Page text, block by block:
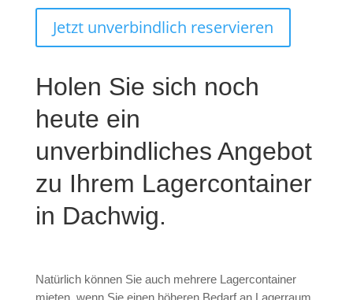
Jetzt unverbindlich reservieren
Holen Sie sich noch
heute ein
unverbindliches Angebot
zu Ihrem Lagercontainer
in Dachwig.
Natürlich können Sie auch mehrere Lagercontainer
mieten, wenn Sie einen höheren Bedarf an Lagerraum